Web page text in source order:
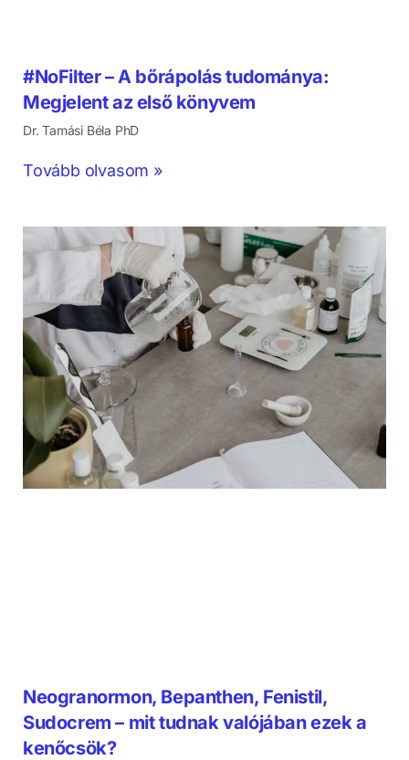
#NoFilter – A bőrápolás tudománya:
Megjelent az első könyvem
Dr. Tamási Béla PhD
Tovább olvasom »
Neogranormon, Bepanthen, Fenistil,
Sudocrem – mit tudnak valójában ezek a
kenőcsök?